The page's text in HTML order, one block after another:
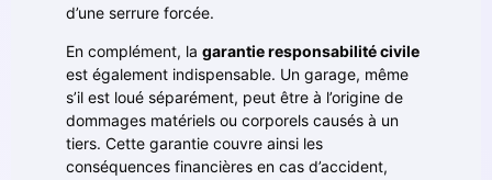
d’une serrure forcée.
En complément, la garantie responsabilité civile
est également indispensable. Un garage, même
s’il est loué séparément, peut être à l’origine de
dommages matériels ou corporels causés à un
tiers. Cette garantie couvre ainsi les
conséquences financières en cas d’accident,